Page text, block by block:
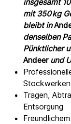
mit 350 kg
bleibt in
denselben
Pünktlicher
Andeerund
Stockwerken
Tragen,
Entsorgung